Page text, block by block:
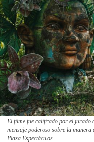
El filme fue calificado por el jurado
mensaje poderoso sobre la
Plaza Espectáculos